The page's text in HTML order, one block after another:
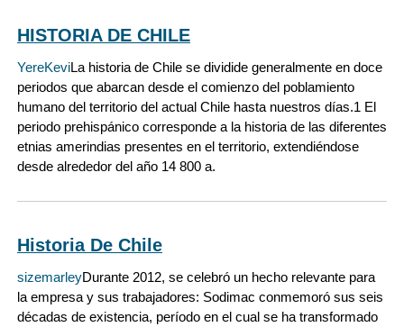
HISTORIA DE CHILE
YereKeviLa historia de Chile se dividide generalmente en doce
periodos que abarcan desde el comienzo del poblamiento
humano del territorio del actual Chile hasta nuestros días.1 El
periodo prehispánico corresponde a la historia de las diferentes
etnias amerindias presentes en el territorio, extendiéndose
desde alrededor del año 14 800 a.
Historia De Chile
sizemarleyDurante 2012, se celebró un hecho relevante para
la empresa y sus trabajadores: Sodimac conmemoró sus seis
décadas de existencia, período en el cual se ha transformado